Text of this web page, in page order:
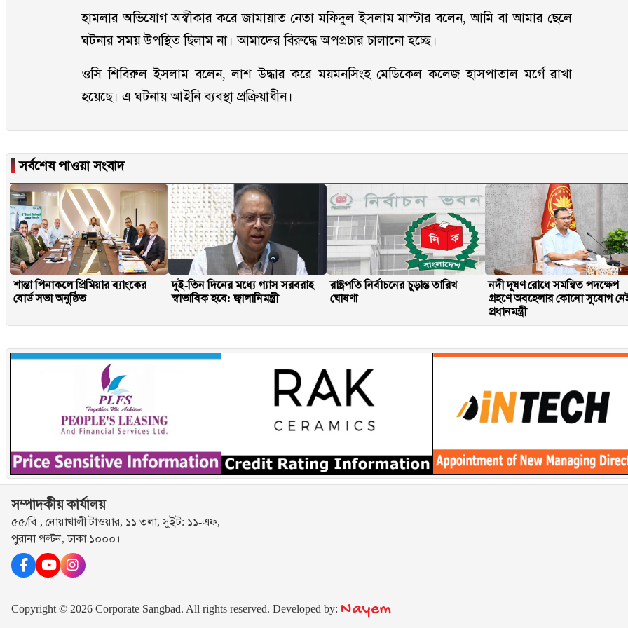
হামলার অভিযোগ অস্বীকার করে জামায়াত নেতা মফিদুল ইসলাম মাস্টার বলেন, আমি বা আমার ছেলে
ঘটনার সময় উপস্থিত ছিলাম না। আমাদের বিরুদ্ধে অপপ্রচার চালানো হচ্ছে।
ওসি শিবিরুল ইসলাম বলেন, লাশ উদ্ধার করে ময়মনসিংহ মেডিকেল কলেজ হাসপাতাল মর্গে রাখা
হয়েছে। এ ঘটনায় আইনি ব্যবস্থা প্রক্রিয়াধীন।
▐সর্বশেষ পাওয়া সংবাদ
শান্তা পিনাকলে প্রিমিয়ার ব্যাংকের
বোর্ড সভা অনুষ্ঠিত
দুই-তিন দিনের মধ্যে গ্যাস সরবরাহ
স্বাভাবিক হবে: জ্বালানিমন্ত্রী
রাষ্ট্রপতি নির্বাচনের চূড়ান্ত তারিখ
ঘোষণা
নদী দূষণ রোধে সমন্বিত পদক্ষেপ
গ্রহণে অবহেলার কোনো সুযোগ
প্রধানমন্ত্রী
সম্পাদকীয় কার্যালয়
৫৫/বি , নোয়াখালী টাওয়ার, ১১ তলা, সুইট: ১১-এফ,
পুরানা পল্টন, ঢাকা ১০০০।
Copyright © 2026 Corporate Sangbad. All rights reserved. Developed by: Nayem